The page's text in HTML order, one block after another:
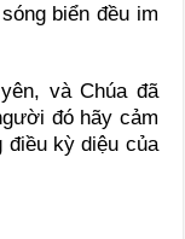
biển đều im
và Chúa đã
đó hãy cảm
điều kỳ diệu của